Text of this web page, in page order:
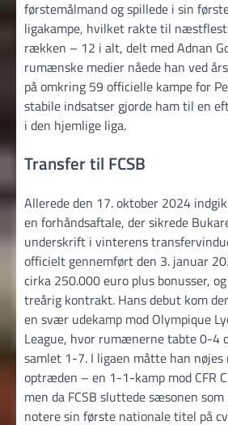
førstemålmand og spillede i sin
ligakampe, hvilket rakte til
rækken – 12 i alt, delt med Adnan
rumænske medier nåede han ved
på omkring 59 officielle kampe for
stabile indsatser gjorde ham til en
i den hjemlige liga.
Transfer til FCSB
Allerede den 17. oktober 2024
en forhåndsaftale, der sikrede
underskrift i vinterens
officielt gennemført den 3. januar
cirka 250.000 euro plus bonusser,
treårig kontrakt. Hans debut kom
en svær udekamp mod Olympique
League, hvor rumænerne tabte 0-4
samlet 1-7. I ligaen måtte han nøjes
optræden – en 1-1-kamp mod CFR
men da FCSB sluttede sæsonen
notere sin første nationale titel på